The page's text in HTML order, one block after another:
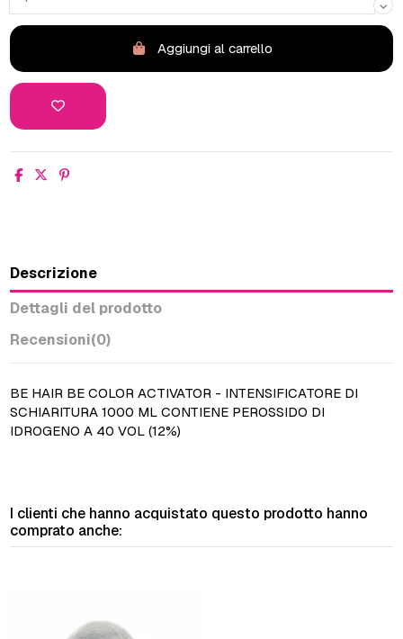
Aggiungi al carrello
Descrizione
Dettagli del prodotto
Recensioni(0)
BE HAIR BE COLOR ACTIVATOR - INTENSIFICATORE DI
SCHIARITURA 1000 ML CONTIENE PEROSSIDO DI
IDROGENO A 40 VOL (12%)
I clienti che hanno acquistato questo prodotto hanno
comprato anche: